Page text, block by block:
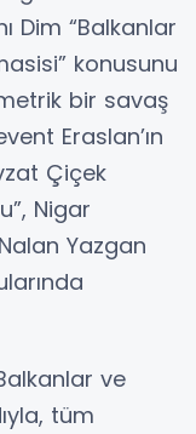
Dim “Balkanlar
konusunu
bir savaş
Eraslan’ın
Çiçek
Nigar
Yazgan
ve
tüm